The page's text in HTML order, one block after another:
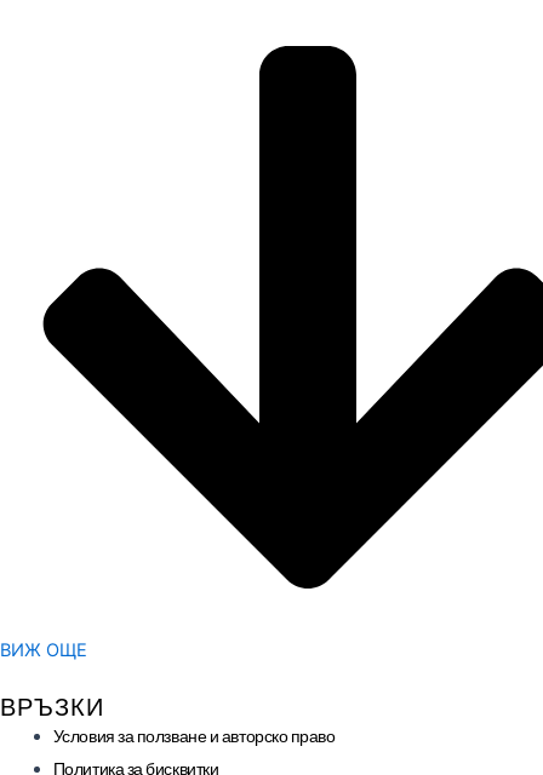
ВИЖ ОЩЕ
ВРЪЗКИ
Условия за ползване и авторско право
Политика за бисквитки